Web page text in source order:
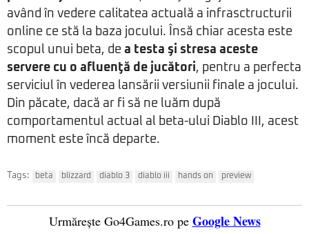
având în vedere calitatea actuală a infrasctructurii
online ce stă la baza jocului. Însă chiar acesta este
scopul unui beta, de a testa şi stresa aceste
servere cu o afluenţă de jucători, pentru a perfecta
serviciul în vederea lansării versiunii finale a jocului.
Din păcate, dacă ar fi să ne luăm după
comportamentul actual al beta-ului Diablo III, acest
moment este încă departe.
Tags: beta blizzard diablo 3 diablo iii hands on preview
Urmărește Go4Games.ro pe Google News